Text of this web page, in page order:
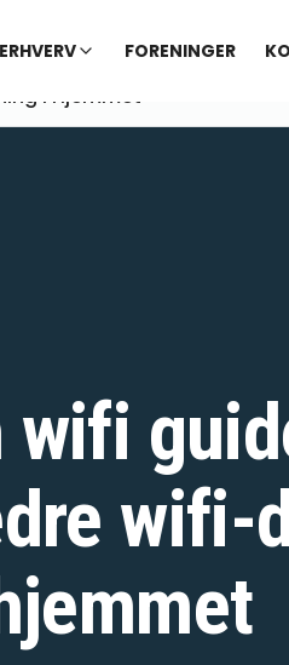
ERHVERV FORENINGER
I Hjemmet
wifi